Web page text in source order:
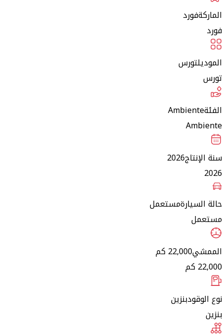
الماركةفورد
فورد
الموديلتورس
تورس
الفئةAmbiente
Ambiente
سنة الإنتاج2026
2026
حالة السيارةمستعمل
مستعمل
الممشي22,000 كم
22,000 كم
نوع الوقودبنزين
بنزين